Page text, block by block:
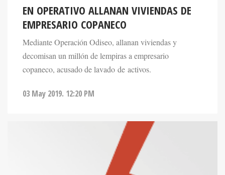
EN OPERATIVO ALLANAN VIVIENDAS DE
EMPRESARIO COPANECO
Mediante Operación Odiseo, allanan viviendas y
decomisan un millón de lempiras a empresario
copaneco, acusado de lavado de activos.
03 May 2019. 12:20 PM